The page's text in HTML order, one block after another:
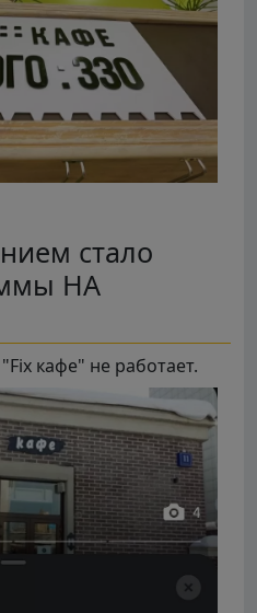
стало
НА
кафе" не работает.